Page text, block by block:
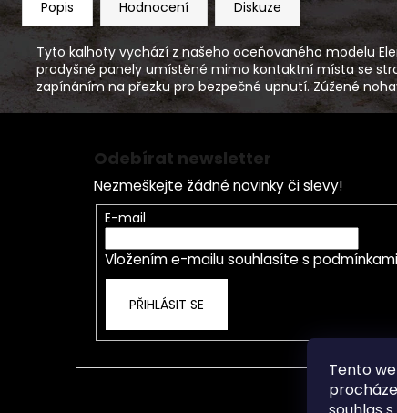
Tento
Popis Hodnocení Diskuze
Tyto kalhoty vychází z našeho oceňovaného modelu
prodyšné panely umístěné mimo kontaktní místa se
zapínáním na přezku pro bezpečné upnutí. Zúžené
Odebírat newsletter
Nezmeškejte žádné novinky či slevy!
E-mail
Vložením e-mailu souhlasíte s
PŘIHLÁSIT SE